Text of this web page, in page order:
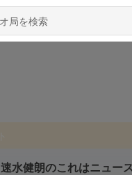
速水健朗のこれはニュー